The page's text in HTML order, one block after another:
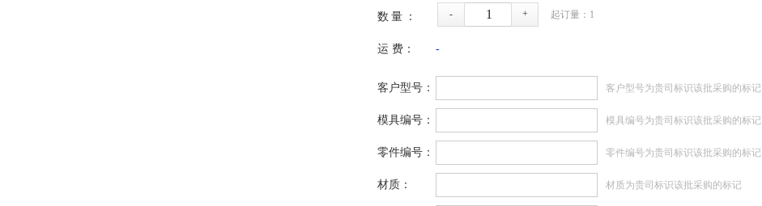
数量： - + 起订量： 1
运 费： -
客户型号： 客户型号为贵司标识该批采购的标记
模具编号： 模具编号为贵司标识该批采购的标记
零件编号： 零件编号为贵司标识该批采购的标记
材质： 材质为贵司标识该批采购的标记